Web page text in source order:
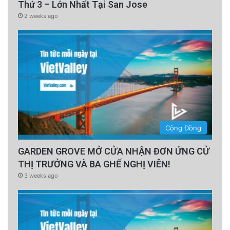
Nam với đề nghị bình luận về báo cáo của Dự
án 88 nhưng chưa nhận được ngay phản hồi.
Cơ quan này thường không trả lời các email
của RFA.
advertisement
Thứ 3 – Lớn Nhất Tại San Jose
2 weeks ago
Cộng Đồng
GARDEN GROVE MỞ CỬA NHẬN ĐƠN ỨNG CỬ
THỊ TRƯỞNG VÀ BA GHẾ NGHỊ VIÊN!
3 weeks ago